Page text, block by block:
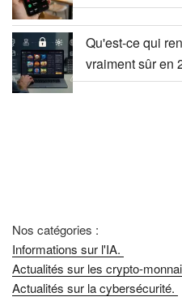
Qu'est-ce qui
vraiment sûr en
Nos catégories :
Informations sur l'IA.
Actualités sur les crypto-
Actualités sur la cybersécurité.